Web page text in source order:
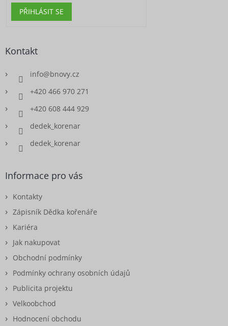
PŘIHLÁSIT SE
Kontakt
info@bnovy.cz
+420 466 970 271
+420 608 444 929
dedek_korenar
dedek_korenar
Informace pro vás
Kontakty
Zápisník Dědka kořenáře
Kariéra
Jak nakupovat
Obchodní podmínky
Podmínky ochrany osobních údajů
Publicita projektu
Velkoobchod
Hodnocení obchodu